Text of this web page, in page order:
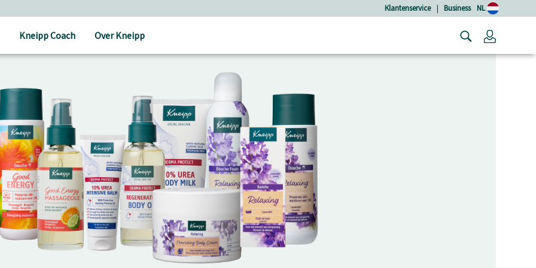
Klantenservice | Business NL
Kneipp Coach Over Kneipp